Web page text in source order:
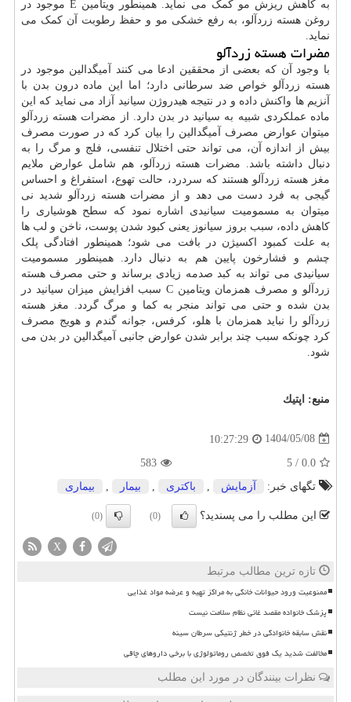
به کاهش ریزش مو کمک می نماید. همینطور ویتامین E موجود در
روغن هسته زردآلو، به رفع خشکی مو و حفظ رطوبت آن کمک می
نماید.
مضرات هسته زردآلو
با وجود آن که بعضی از محققین ادعا می کنند آمیگدالین موجود در
هسته زردآلو خواص ضد سرطانی دارد؛ اما این ماده درون بدن با
آنزیم ها واکنش داده و در نتیجه هیدروژن سیانید آزاد می نماید که این
ماده عملکردی شبیه به سیانید در بدن دارد. از مضرات هسته زردآلو
میتوان عوارض مصرف آمیگدالین را بیان کرد که در صورت مصرف
بیش از اندازه آن، می تواند حتی اختلال تنفسی، فلج و مرگ را به
دنبال داشته باشد. مضرات هسته زردآلو، هم شامل عوارض ملایم
مغز هسته زردآلو هستند که سردرد، حالت تهوع، استفراغ و احساس
گیجی به فرد دست می دهد و از مضرات هسته زردآلو شدید نی
میتوان به مسمومیت سیانیدی اشاره نمود که سطح هوشیاری را
کاهش داده، سبب بروز سیانوز یعنی کبود شدن پوست، ناخن و لب ها
به علت کمبود اکسیژن در بافت می شود؛ همینطور افتادگی پلک
چشم و فشارخون پایین هم به دنبال دارد. همینطور مسمومیت
سیانیدی می تواند به کبد صدمه زیادی برساند و حتی مصرف هسته
زردآلو و مصرف همزمان ویتامین C سبب افزایش میزان سیانید در
بدن شده و حتی می تواند منجر به کما و مرگ گردد. مغز هسته
زردآلو را نباید همزمان با هلو، کرفس، جوانه گندم و هویج مصرف
کرد چونکه سبب چند برابر شدن عوارض جانبی آمیگدالین در بدن می
شود.
منبع: اپتیك
1404/05/08
10:27:29
0.0
/
5
583
تگهای خبر:
آزمایش باكتری بیمار بیماری
این مطلب را می پسندید؟ (0)
(0)
X
تازه ترین مطالب مرتبط
ممنوعیت ورود حیوانات خانگی به مراکز تهیه و عرضه مواد غذایی
پزشک خانواده مقصد غائی نظام سلامت نیست
نقش سابقه خانوادگی در خطر ژنتیکی سرطان سینه
مخالفت شدید یک فوق تخصص روماتولوژی با برخی داروهای چاقی
نظرات بینندگان در مورد این مطلب